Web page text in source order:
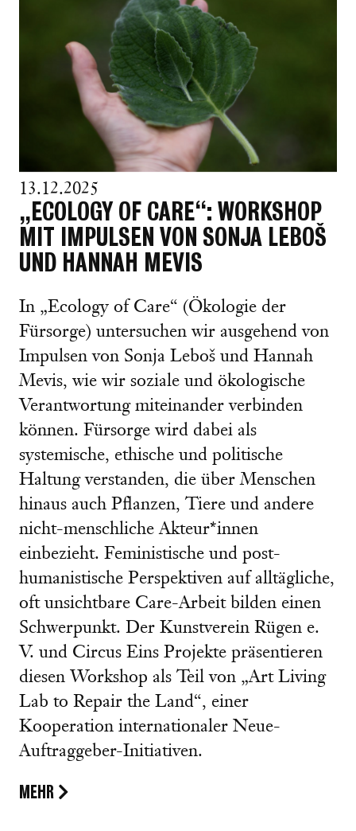
13.12.2025
„ECOLOGY OF CARE“: WORKSHOP
MIT IMPULSEN VON SONJA LEBOŠ
UND HANNAH MEVIS
In „Ecology of Care“ (Ökologie der
Fürsorge) untersuchen wir ausgehend von
Impulsen von Sonja Leboš und Hannah
Mevis, wie wir soziale und ökologische
Verantwortung miteinander verbinden
können. Fürsorge wird dabei als
systemische, ethische und politische
Haltung verstanden, die über Menschen
hinaus auch Pflanzen, Tiere und andere
nicht-menschliche Akteur*innen
einbezieht. Feministische und post-
humanistische Perspektiven auf alltägliche,
oft unsichtbare Care-Arbeit bilden einen
Schwerpunkt. Der Kunstverein Rügen e.
V. und Circus Eins Projekte präsentieren
diesen Workshop als Teil von „Art Living
Lab to Repair the Land“, einer
Kooperation internationaler Neue-
Auftraggeber-Initiativen.
MEHR